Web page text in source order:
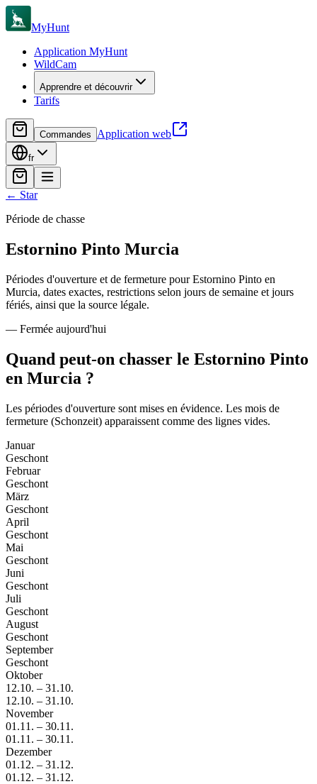
MyHunt
Application MyHunt
WildCam
Apprendre et découvrir
Tarifs
Commandes Application web
fr
← Star
Période de chasse
Estornino Pinto Murcia
Périodes d'ouverture et de fermeture pour Estornino Pinto en
Murcia, dates exactes, restrictions selon jours de semaine et jours
fériés, ainsi que la source légale.
— Fermée aujourd'hui
Quand peut-on chasser le Estornino Pinto
en Murcia ?
Les périodes d'ouverture sont mises en évidence. Les mois de
fermeture (Schonzeit) apparaissent comme des lignes vides.
Januar
Geschont
Februar
Geschont
März
Geschont
April
Geschont
Mai
Geschont
Juni
Geschont
Juli
Geschont
August
Geschont
September
Geschont
Oktober
12.10. – 31.10.
12.10. – 31.10.
November
01.11. – 30.11.
01.11. – 30.11.
Dezember
01.12. – 31.12.
01.12. – 31.12.